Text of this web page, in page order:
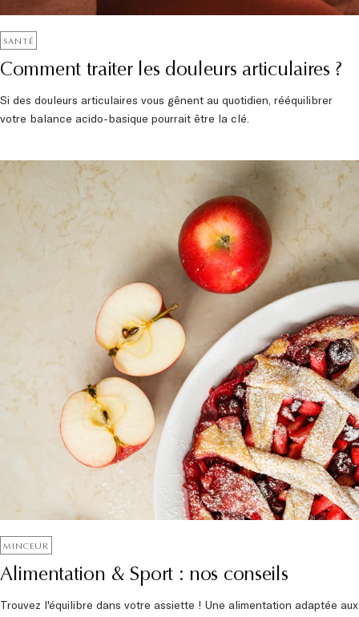
SANTÉ
Comment traiter les douleurs articulaires ?
Si des douleurs articulaires vous gênent au quotidien, rééquilibrer
votre balance acido-basique pourrait être la clé.
MINCEUR
Alimentation & Sport : nos conseils
Trouvez l'équilibre dans votre assiette ! Une alimentation adaptée aux